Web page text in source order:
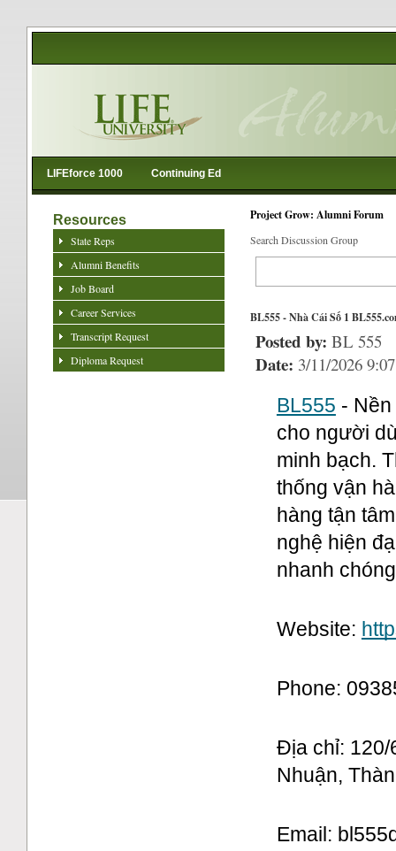
LIFEforce 1000 Continuing Ed
Project Grow: Alumni Forum
Search Discussion Group
BL555 - Nhà Cái Số 1
Posted by: BL 555
Date: 3/11/2026
BL555 -
cho người
minh bạch.
thống vận
hàng tận
nghệ hiện
nhanh
Website:
Phone:
Địa chỉ:
Nhuận,
Email:
Resources
State Reps
Alumni Benefits
Job Board
Career Services
Transcript Request
Diploma Request